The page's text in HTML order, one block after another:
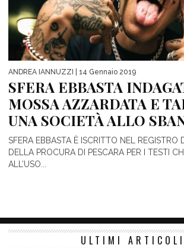
ANDREA IANNUZZI | 14 Gennaio 2019
SFERA EBBASTA
MOSSA AZZARDATA E
UNA SOCIETÀ ALLO
SFERA EBBASTA È ISCRITTO NEL REGISTRO
DELLA PROCURA DI PESCARA PER I TESTI
ALL’USO...
ULTIMI ARTICOLI